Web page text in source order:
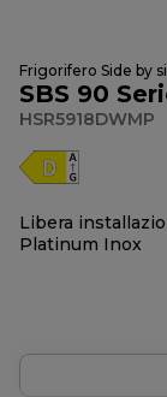
Frigorifero Side by
SBS 90
HSR5918DWMP
Libera
Platinum Inox